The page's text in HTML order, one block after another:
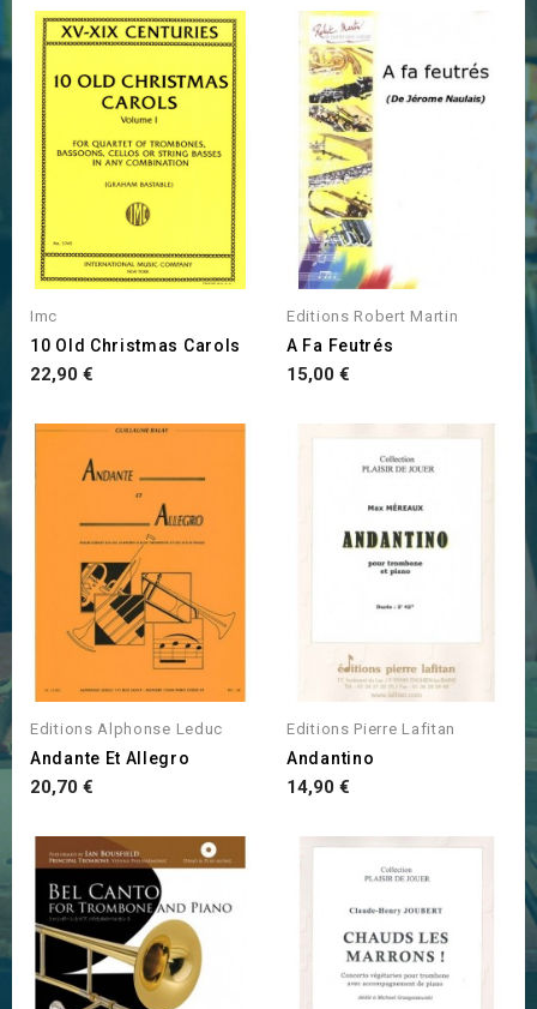
Imc
10 Old Christmas Carols
Prix
22,90 €
Editions Robert Martin
A Fa Feutrés
Prix
15,00 €
Editions Alphonse Leduc
Andante Et Allegro
Prix
20,70 €
Editions Pierre Lafitan
Andantino
Prix
14,90 €